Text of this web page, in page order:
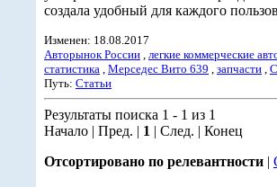
создала удобный для каждого
Изменен: 18.08.2017
Авторынок России , легкие коммерческие
статистика , Мерседес Вито 639 , запчасти ,
Путь: Статьи
Результаты поиска 1 - 1 из 1
Начало | Пред. | 1 | След. | Конец
Отсортировано по релевантности |